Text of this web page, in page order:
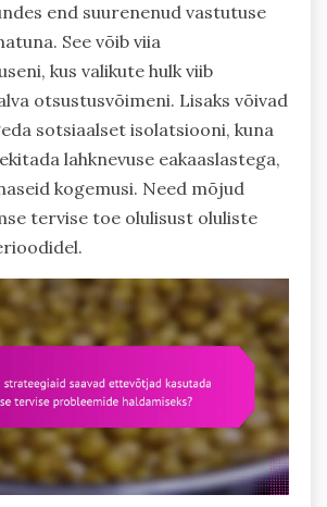
end suurenenud vastutuse
See võib viia
kus valikute hulk viib
otsustusvõimeni. Lisaks võivad
sotsiaalset isolatsiooni, kuna
lahknevuse eakaaslastega,
kogemusi. Need mõjud
tervise toe olulisust oluliste